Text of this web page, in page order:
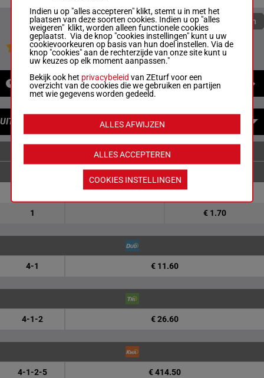
Quoteringen verversen
Jouw favoriete paarden
NIEUWS
UITBETALINGEN
ENKELVOUDIGE WEDDENSCHAPPEN
€ 4.30
1 € 1.70
4-1 € 11.60
4-1-2 € 26.60
4-1-2-5 € 414.50
Indien u op "alles accepteren" klikt, stemt u in met het
plaatsen van deze soorten cookies. Indien u op "alles
weigeren" klikt, worden alleen functionele cookies
geplaatst. Via de knop "cookies instellingen" kunt u uw
cookievoorkeuren op basis van hun doel instellen. Via de
knop "cookies" aan de rechterzijde van onze site kunt u
uw keuzes op elk moment aanpassen."
Bekijk ook het privacybeleid van ZEturf voor een
overzicht van de cookies die we gebruiken en partijen
met wie gegevens worden gedeeld.
ALLES ACCEPTEREN
ALLES AFWIJZEN
COOKIES INSTELLINGEN